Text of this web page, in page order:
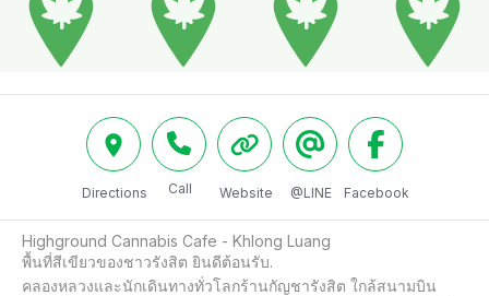
Directions Call Website @LINE Facebook
Highground Cannabis Cafe - Khlong Luang
พื้นที่สีเขียวของชาวรังสิต ยินดีต้อนรับ.
คลองหลวงและนักเดินทางทั่วโลกร้านกัญชารังสิต ใกล้สนามบิน